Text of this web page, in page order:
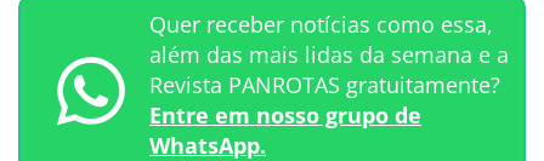
Quer receber notícias como essa,
além das mais lidas da semana e a
Revista PANROTAS gratuitamente?
Entre em nosso grupo de
WhatsApp.